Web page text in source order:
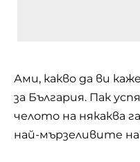
Ами, какво да ви
за България. Пак
челото на някаква
най-мързеливите